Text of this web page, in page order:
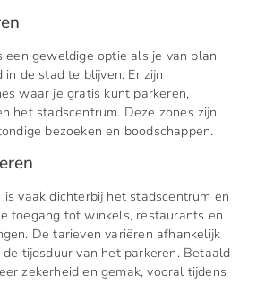
een geweldige optie als je van plan
de stad te blijven. Er zijn
waar je gratis kunt parkeren,
het stadscentrum. Deze zones zijn
bezoeken en boodschappen.
vaak dichterbij het stadscentrum en
toegang tot winkels, restaurants en
De tarieven variëren afhankelijk
tijdsduur van het parkeren. Betaald
zekerheid en gemak, vooral tijdens